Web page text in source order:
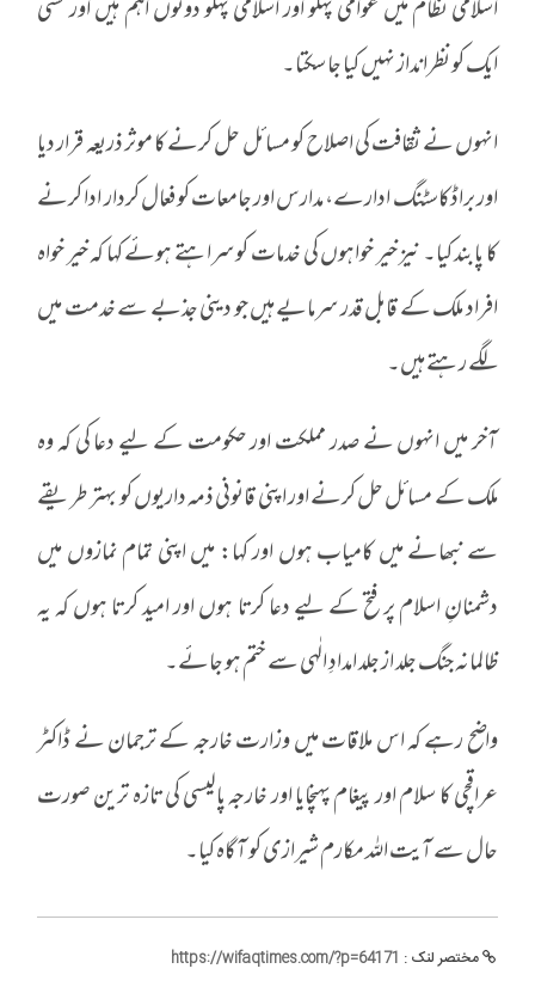
اسلامی نظام میں عوامی پہلو اور اسلامی پہلو دونوں اہم ہیں اور کسی
ایک کو نظرانداز نہیں کیا جا سکتا۔
انہوں نے ثقافت کی اصلاح کو مسائل حل کرنے کا موثر ذریعہ قرار دیا
اور براڈکاسٹنگ ادارے، مدارس اور جامعات کو فعال کردار ادا کرنے
کا پابند کیا۔ نیز خیر خواہوں کی خدمات کو سراہتے ہوئے کہا کہ خیر خواہ
افراد ملک کے قابل قدر سرمایے ہیں جو دینی جذبے سے خدمت میں
لگے رہتے ہیں۔
آخر میں انہوں نے صدر مملکت اور حکومت کے لیے دعا کی کہ وہ
ملک کے مسائل حل کرنے اور اپنی قانونی ذمہ داریوں کو بہتر طریقے
سے نبھانے میں کامیاب ہوں اور کہا: میں اپنی تمام نمازوں میں
دشمنانِ اسلام پر فتح کے لیے دعا کرتا ہوں اور امید کرتا ہوں کہ یہ
ظالمانہ جنگ جلد از جلد امدادِ الٰہی سے ختم ہو جائے۔
واضح رہے کہ اس ملاقات میں وزارت خارجہ کے ترجمان نے ڈاکٹر
عراقچی کا سلام اور پیغام پہنچایا اور خارجہ پالیسی کی تازہ ترین صورت
حال سے آیت اللہ مکارم شیرازی کو آگاہ کیا۔
مختصر لنک : https://wifaqtimes.com/?p=64171